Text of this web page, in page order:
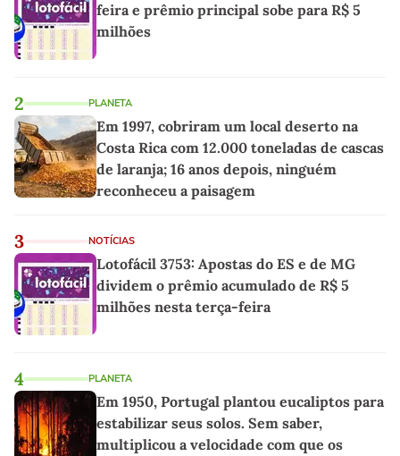
feira e prêmio principal sobe para R$ 5
milhões
2 PLANETA
Em 1997, cobriram um local deserto na
Costa Rica com 12.000 toneladas de cascas
de laranja; 16 anos depois, ninguém
reconheceu a paisagem
3 NOTÍCIAS
Lotofácil 3753: Apostas do ES e de MG
dividem o prêmio acumulado de R$ 5
milhões nesta terça-feira
4 PLANETA
Em 1950, Portugal plantou eucaliptos para
estabilizar seus solos. Sem saber,
multiplicou a velocidade com que os